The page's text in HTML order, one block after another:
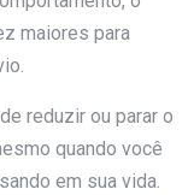
maiores para
reduzir ou parar o
quando você
em sua vida.